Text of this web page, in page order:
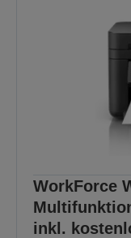
WorkForce
inkl.